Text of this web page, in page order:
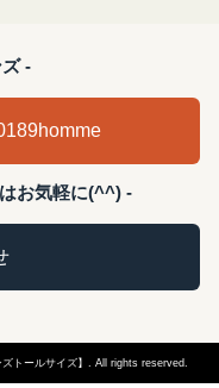
-
お気軽に(^^) -
トールサイズ】. All rights reserved.